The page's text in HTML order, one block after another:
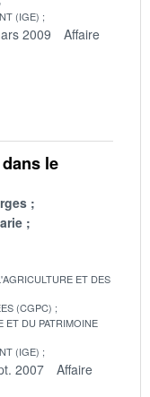
(IGE)
2009
Affaire
le
ET DES
(CGPC)
ET DU PATRIMOINE
(IGE)
2007
Affaire